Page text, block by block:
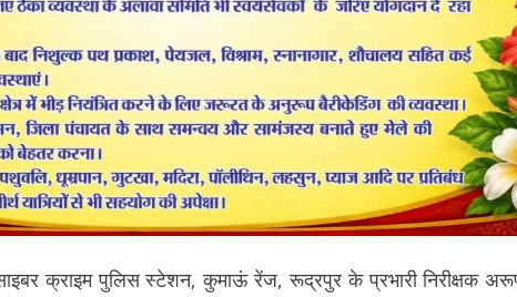
क्राइम पुलिस स्टेशन, कुमाऊं रेंज, रूद्रपुर के प्रभारी निरीक्षक